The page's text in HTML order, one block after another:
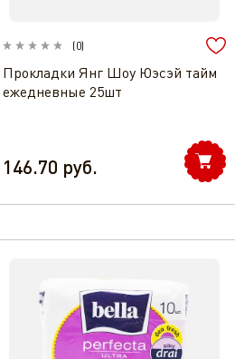
(0)
Прокладки Янг Шоу Юэсэй тайм
ежедневные 25шт
146.70 руб.